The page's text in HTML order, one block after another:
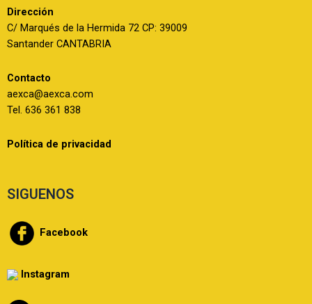
Dirección
C/ Marqués de la Hermida 72 CP: 39009
Santander CANTABRIA
Contacto
aexca@aexca.com
Tel. 636 361 838
Política de privacidad
SIGUENOS
Facebook
Instagram